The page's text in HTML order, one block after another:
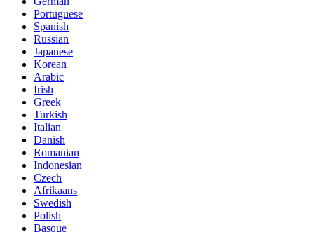
Portuguese
Spanish
Russian
Japanese
Korean
Arabic
Irish
Greek
Turkish
Italian
Danish
Romanian
Indonesian
Czech
Afrikaans
Swedish
Polish
Basque